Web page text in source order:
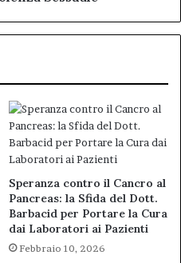
Speranza contro il Cancro al
Pancreas: la Sfida del Dott.
Barbacid per Portare la Cura
dai Laboratori ai Pazienti
Febbraio 10, 2026